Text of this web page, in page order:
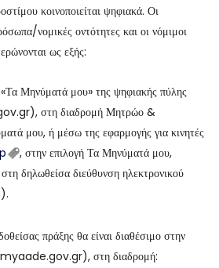
κοινοποιείται ψηφιακά. Οι
νομικές οντότητες και οι νόμιμοι
ως εξής:
Μηνύματά μου» της ψηφιακής πύλης
στη διαδρομή Μητρώο &
μου, ή μέσω της εφαρμογής για κινητές
, στην επιλογή Τα Μηνύματά μου,
δηλωθείσα διεύθυνση ηλεκτρονικού
πράξης θα είναι διαθέσιμο στην
στη διαδρομή: